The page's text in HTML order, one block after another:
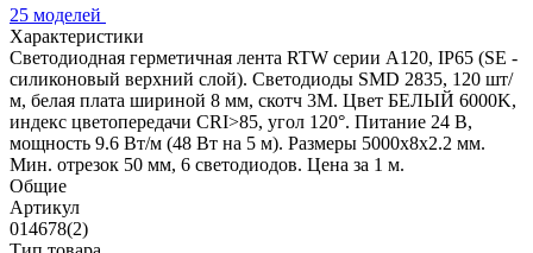
25 моделей
Характеристики
Светодиодная герметичная лента RTW серии A120, IP65 (SE -
силиконовый верхний слой). Светодиоды SMD 2835, 120 шт/
м, белая плата шириной 8 мм, скотч 3M. Цвет БЕЛЫЙ 6000K,
индекс цветопередачи CRI>85, угол 120°. Питание 24 В,
мощность 9.6 Вт/м (48 Вт на 5 м). Размеры 5000x8x2.2 мм.
Мин. отрезок 50 мм, 6 светодиодов. Цена за 1 м.
Общие
Артикул
014678(2)